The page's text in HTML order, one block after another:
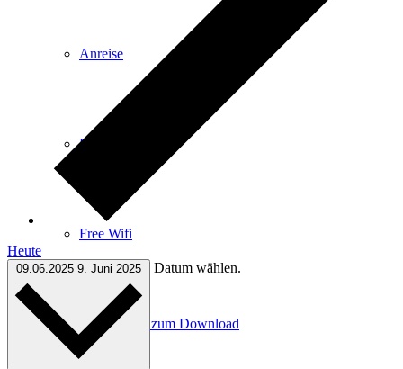
Anreise
E-Car-Sharing
Free Wifi
Infomaterial zum Download
Heute
09.06.2025 9. Juni 2025 Datum wählen.